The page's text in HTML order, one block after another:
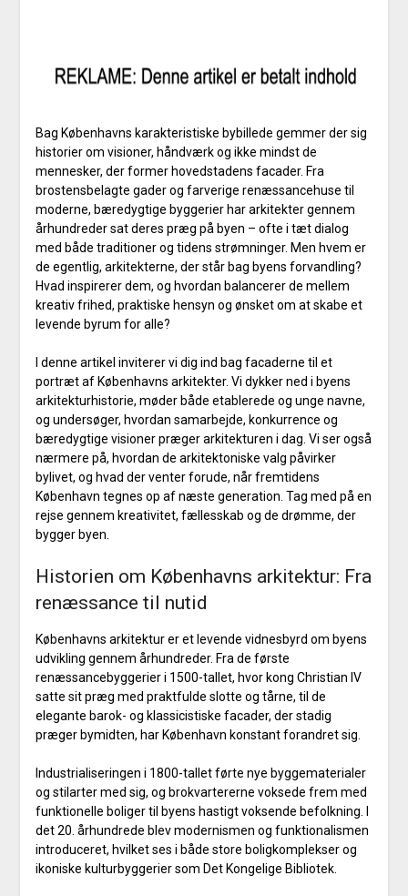
Bag Københavns karakteristiske bybillede gemmer der sig
historier om visioner, håndværk og ikke mindst de
mennesker, der former hovedstadens facader. Fra
brostensbelagte gader og farverige renæssancehuse til
moderne, bæredygtige byggerier har arkitekter gennem
århundreder sat deres præg på byen – ofte i tæt dialog
med både traditioner og tidens strømninger. Men hvem er
de egentlig, arkitekterne, der står bag byens forvandling?
Hvad inspirerer dem, og hvordan balancerer de mellem
kreativ frihed, praktiske hensyn og ønsket om at skabe et
levende byrum for alle?
I denne artikel inviterer vi dig ind bag facaderne til et
portræt af Københavns arkitekter. Vi dykker ned i byens
arkitekturhistorie, møder både etablerede og unge navne,
og undersøger, hvordan samarbejde, konkurrence og
bæredygtige visioner præger arkitekturen i dag. Vi ser også
nærmere på, hvordan de arkitektoniske valg påvirker
bylivet, og hvad der venter forude, når fremtidens
København tegnes op af næste generation. Tag med på en
rejse gennem kreativitet, fællesskab og de drømme, der
bygger byen.
Historien om Københavns arkitektur: Fra
renæssance til nutid
Københavns arkitektur er et levende vidnesbyrd om byens
udvikling gennem århundreder. Fra de første
renæssancebyggerier i 1500-tallet, hvor kong Christian IV
satte sit præg med praktfulde slotte og tårne, til de
elegante barok- og klassicistiske facader, der stadig
præger bymidten, har København konstant forandret sig.
Industrialiseringen i 1800-tallet førte nye byggematerialer
og stilarter med sig, og brokvartererne voksede frem med
funktionelle boliger til byens hastigt voksende befolkning. I
det 20. århundrede blev modernismen og funktionalismen
introduceret, hvilket ses i både store boligkomplekser og
ikoniske kulturbyggerier som Det Kongelige Bibliotek.